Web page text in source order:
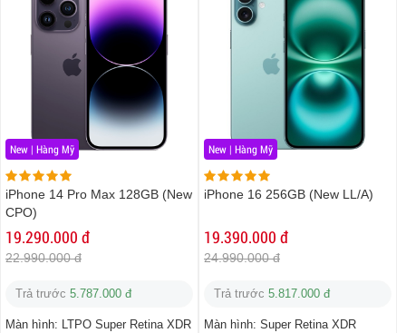
New | Hàng Mỹ
iPhone 14 Pro Max 128GB (New
CPO)
19.290.000 đ
22.990.000 đ
Trả trước 5.787.000 đ
Màn hình: LTPO Super Retina XDR
New | Hàng Mỹ
iPhone 16 256GB (New LL/A)
19.390.000 đ
24.990.000 đ
Trả trước 5.817.000 đ
Màn hình: Super Retina XDR